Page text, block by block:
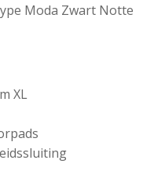
Moda Zwart Notte
XL